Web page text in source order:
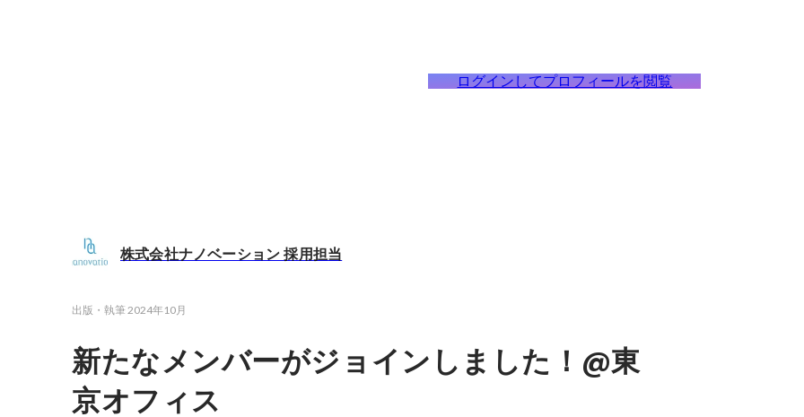
ログインしてプロフィールを閲覧
株式会社ナノベーション 採用担当
出版・執筆2024年10月
新たなメンバーがジョインしました！@東
京オフィス